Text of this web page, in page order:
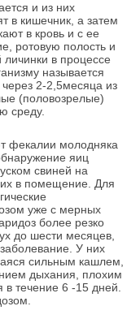
и из них
в кишечник, а затем
в кровь и с ее
ротовую полость и
в процессе
называется
2-2,5месяца из
(половозрелые)
среду.
фекалии молодняка
яиц
свиней на
в помещение. Для
уже с мерных
более резко
до шести месяцев,
У них
сильным кашлем,
дыхания, плохим
в течение 6 -15 дней.